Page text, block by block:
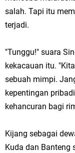
salah. Tapi itu
terjadi.
"Tunggu!" suara
kekacauan itu.
sebuah mimpi.
kepentingan
kehancuran bagi
Kijang sebagai
Kuda dan Banteng